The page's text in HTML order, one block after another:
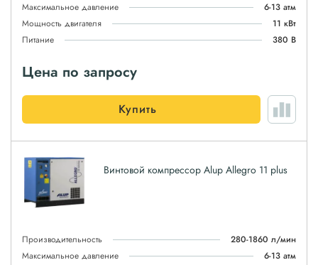
Максимальное давление
6-13 атм
Мощность двигателя
11 кВт
Питание
380 В
Цена по запросу
Купить
Винтовой компрессор Alup Allegro 11 plus
Производительность
280-1860 л/мин
Максимальное давление
6-13 атм